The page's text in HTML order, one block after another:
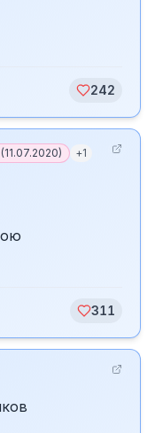
242
(11.07.2020) +1
311